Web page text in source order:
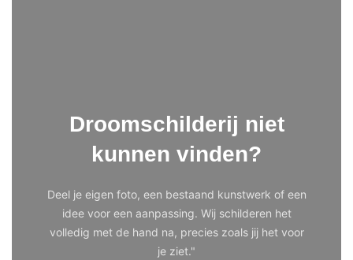
Droomschilderij niet
kunnen vinden?
Deel je eigen foto, een bestaand kunstwerk of een
idee voor een aanpassing. Wij schilderen het
volledig met de hand na, precies zoals jij het voor
je ziet."